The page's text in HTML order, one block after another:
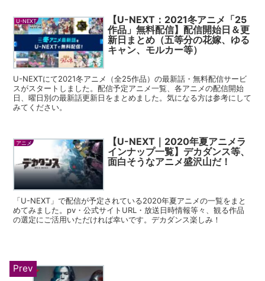
U-NEXT
【U-NEXT：2021冬アニメ「25
作品」無料配信】配信開始日＆更
新日まとめ（五等分の花嫁、ゆる
キャン、モルカー等）
U-NEXTにて2021冬アニメ（全25作品）の最新話・無料配信サービ
スがスタートしました。配信予定アニメ一覧、各アニメの配信開始
日、曜日別の最新話更新日をまとめました。気になる方は参考にして
みてください。
アニメ
【U-NEXT｜2020年夏アニメラ
インナップ一覧】デカダンス等、
面白そうなアニメ盛沢山だ！
「U-NEXT」で配信が予定されている2020年夏アニメの一覧をまと
めてみました。pv・公式サイトURL・放送日時情報等々、観る作品
の選定にご活用いただければ幸いです。デカダンス楽しみ！